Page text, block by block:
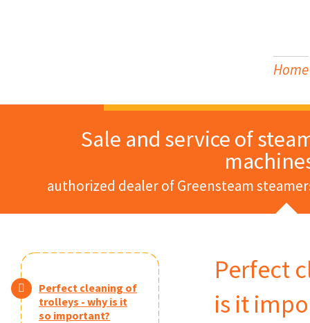
Home
Sale and service of
authorized dealer of Greensteam
Perfect
is it
Perfect cleaning of
trolleys - why is it
so important?